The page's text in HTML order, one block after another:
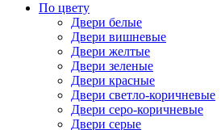
По цвету
Двери белые
Двери вишневые
Двери желтые
Двери зеленые
Двери красные
Двери светло-коричневые
Двери серо-коричневые
Двери серые